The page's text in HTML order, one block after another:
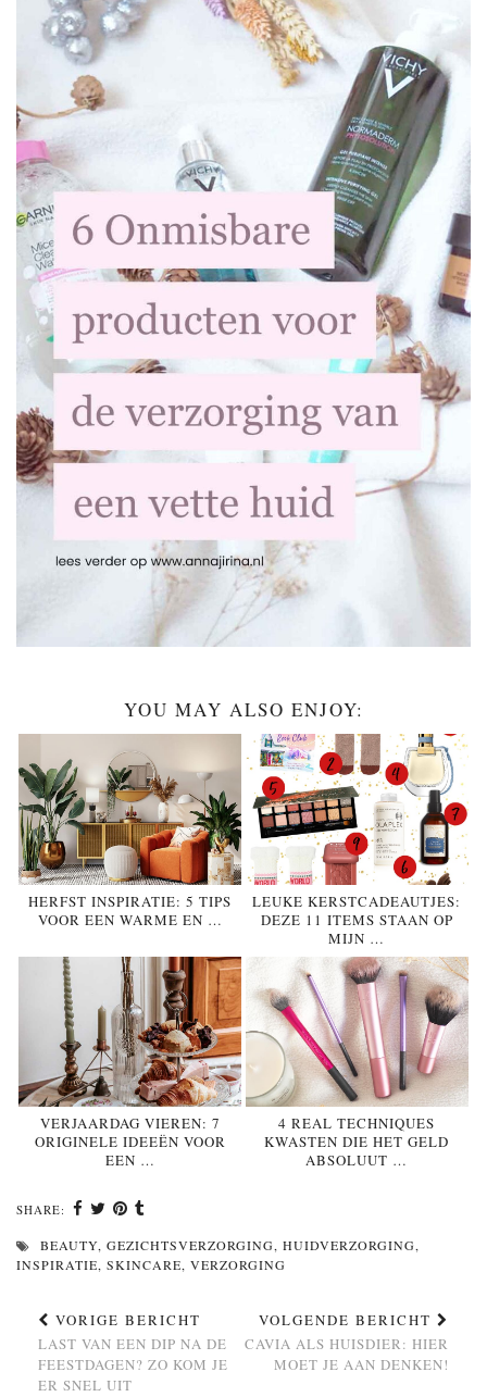
YOU MAY ALSO ENJOY:
HERFST INSPIRATIE: 5 TIPS
VOOR EEN WARME EN …
LEUKE KERSTCADEAUTJES:
DEZE 11 ITEMS STAAN OP
MIJN …
VERJAARDAG VIEREN: 7
ORIGINELE IDEEËN VOOR
EEN …
4 REAL TECHNIQUES
KWASTEN DIE HET GELD
ABSOLUUT …
SHARE:
BEAUTY, GEZICHTSVERZORGING, HUIDVERZORGING,
INSPIRATIE, SKINCARE, VERZORGING
VORIGE BERICHT
LAST VAN EEN DIP NA DE
FEESTDAGEN? ZO KOM JE
ER SNEL UIT
VOLGENDE BERICHT
CAVIA ALS HUISDIER: HIER
MOET JE AAN DENKEN!